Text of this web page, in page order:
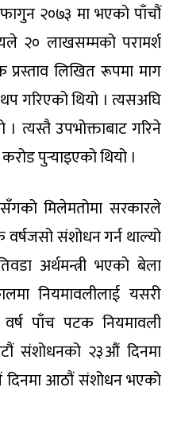
२०७३ मा भएको पाँचौं
२० लाखसम्मको परामर्श
प्रस्ताव लिखित रूपमा माग
गरिएको थियो । त्यसअघि
त्यस्तै उपभोक्ताबाट गरिने
पुर्‍याइएको थियो ।
मिलेमतोमा सरकारले
संशोधन गर्न थाल्यो
अर्थमन्त्री भएको बेला
नियमावलीलाई यसरी
पाँच पटक नियमावली
संशोधनको २३औं दिनमा
आठौं संशोधन भएको